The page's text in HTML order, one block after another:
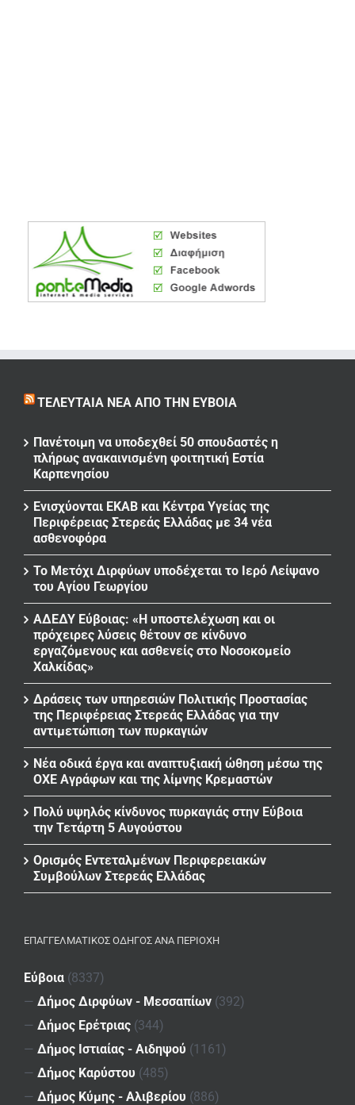
ΤΕΛΕΥΤΑΊΑ ΝΈΑ ΑΠΌ ΤΗΝ ΕΎΒΟΙΑ
Πανέτοιμη να υποδεχθεί 50 σπουδαστές η
πλήρως ανακαινισμένη φοιτητική Εστία
Καρπενησίου
Ενισχύονται ΕΚΑΒ και Κέντρα Υγείας της
Περιφέρειας Στερεάς Ελλάδας με 34 νέα
ασθενοφόρα
Το Μετόχι Διρφύων υποδέχεται το Ιερό Λείψανο
του Αγίου Γεωργίου
ΑΔΕΔΥ Εύβοιας: «Η υποστελέχωση και οι
πρόχειρες λύσεις θέτουν σε κίνδυνο
εργαζόμενους και ασθενείς στο Νοσοκομείο
Χαλκίδας»
Δράσεις των υπηρεσιών Πολιτικής Προστασίας
της Περιφέρειας Στερεάς Ελλάδας για την
αντιμετώπιση των πυρκαγιών
Νέα οδικά έργα και αναπτυξιακή ώθηση μέσω της
ΟΧΕ Αγράφων και της λίμνης Κρεμαστών
Πολύ υψηλός κίνδυνος πυρκαγιάς στην Εύβοια
την Τετάρτη 5 Αυγούστου
Ορισμός Εντεταλμένων Περιφερειακών
Συμβούλων Στερεάς Ελλάδας
ΕΠΑΓΓΕΛΜΑΤΙΚΌΣ ΟΔΗΓΌΣ ΑΝΆ ΠΕΡΙΟΧΉ
Εύβοια (8337)
— Δήμος Διρφύων - Μεσσαπίων (392)
— Δήμος Ερέτριας (344)
— Δήμος Ιστιαίας - Αιδηψού (1161)
— Δήμος Καρύστου (485)
— Δήμος Κύμης - Αλιβερίου (886)